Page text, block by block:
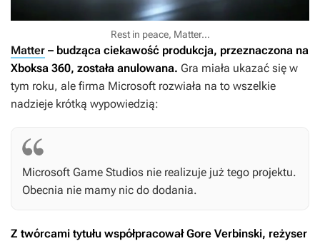
Rest in peace, Matter…
Matter – budząca ciekawość produkcja, przeznaczona na
Xboksa 360, została anulowana. Gra miała ukazać się w
tym roku, ale firma Microsoft rozwiała na to wszelkie
nadzieje krótką wypowiedzią:
Microsoft Game Studios nie realizuje już tego projektu.
Obecnia nie mamy nic do dodania.
Z twórcami tytułu współpracował Gore Verbinski, reżyser